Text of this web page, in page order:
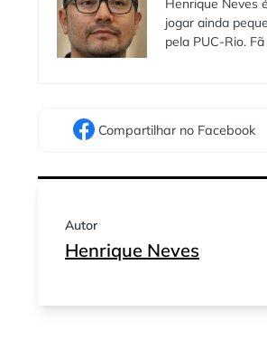
Henrique Neves
jogar ainda
pela PUC-Rio.
Compartilhar no Facebook
Autor
Henrique Neves